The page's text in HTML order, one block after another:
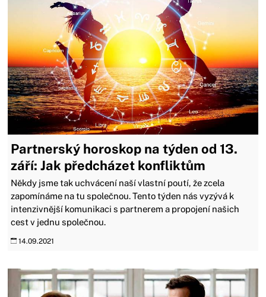
Partnerský horoskop na týden od 13.
září: Jak předcházet konfliktům
Někdy jsme tak uchvácení naší vlastní poutí, že zcela
zapomínáme na tu společnou. Tento týden nás vyzývá k
intenzivnější komunikaci s partnerem a propojení našich
cest v jednu společnou.
14.09.2021